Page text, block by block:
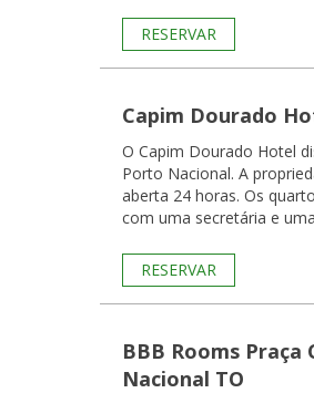
RESERVAR
Capim Dourado
O Capim Dourado Hotel
Porto Nacional. A
aberta 24 horas. Os quartos do hotel estão equipados
com uma secretária e
RESERVAR
BBB Rooms
Nacional TO